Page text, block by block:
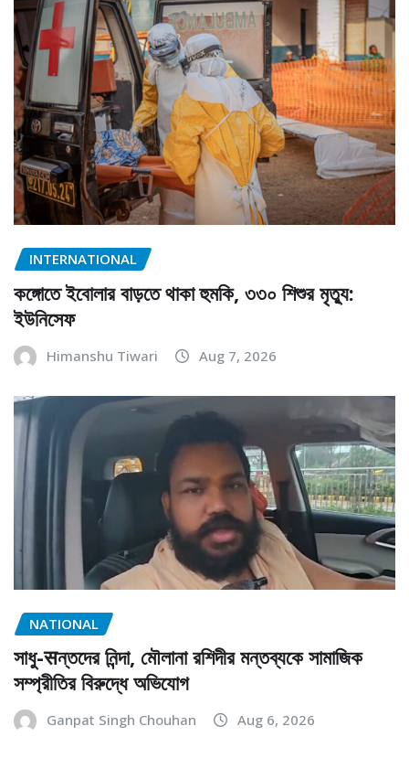
INTERNATIONAL
কঙ্গোতে ইবোলার বাড়তে থাকা হুমকি, ৩৩০ শিশুর মৃত্যু:
ইউনিসেফ
Himanshu Tiwari Aug 7, 2026
NATIONAL
সাধু-सন্তদের নিন্দা, মৌলানা রশিদীর মন্তব্যকে সামাজিক
সম্প্রীতির বিরুদ্ধে অভিযোগ
Ganpat Singh Chouhan Aug 6, 2026